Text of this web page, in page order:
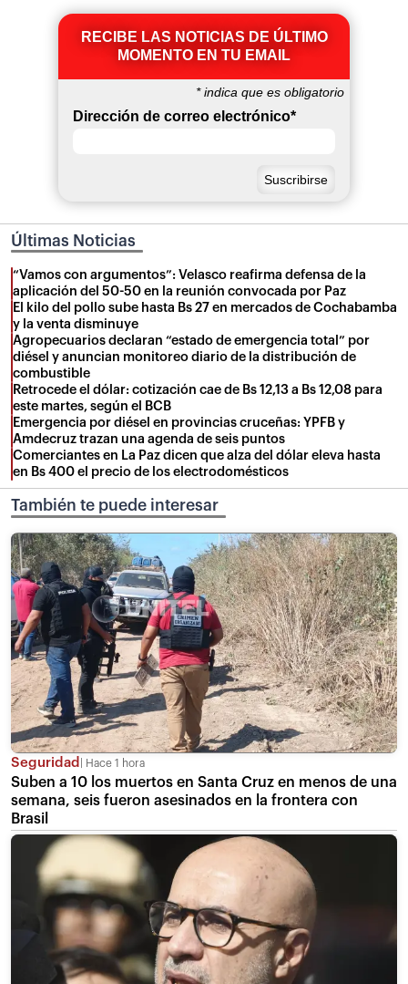
RECIBE LAS NOTICIAS DE ÚLTIMO
MOMENTO EN TU EMAIL
*indica que es obligatorio
Dirección de correo electrónico*
Últimas Noticias
“Vamos con argumentos”: Velasco reafirma defensa de la
aplicación del 50-50 en la reunión convocada por Paz
El kilo del pollo sube hasta Bs 27 en mercados de Cochabamba
y la venta disminuye
Agropecuarios declaran “estado de emergencia total” por
diésel y anuncian monitoreo diario de la distribución de
combustible
Retrocede el dólar: cotización cae de Bs 12,13 a Bs 12,08 para
este martes, según el BCB
Emergencia por diésel en provincias cruceñas: YPFB y
Amdecruz trazan una agenda de seis puntos
Comerciantes en La Paz dicen que alza del dólar eleva hasta
en Bs 400 el precio de los electrodomésticos
También te puede interesar
Seguridad Hace 1 hora
Suben a 10 los muertos en Santa Cruz en menos de una
semana, seis fueron asesinados en la frontera con
Brasil